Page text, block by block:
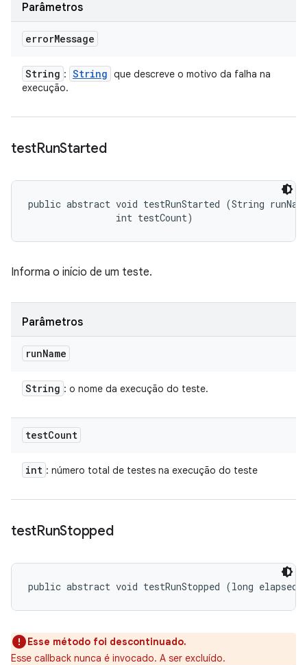
Parâmetros
errorMessage
String : String que descreve o motivo da falha na
execução.
testRunStarted
public abstract void testRunStarted (String
                int testCount)
Informa o início de um teste.
Parâmetros
runName
String : o nome da execução do teste.
testCount
int : número total de testes na execução do teste
testRunStopped
public abstract void testRunStopped (long
Esse método foi descontinuado.
Esse callback nunca é invocado. A ser excluído.